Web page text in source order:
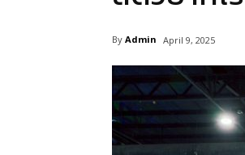
By Admin April 9, 2025